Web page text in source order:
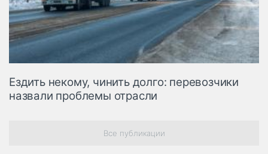
Ездить некому, чинить долго: перевозчики
назвали проблемы отрасли
Все публикации